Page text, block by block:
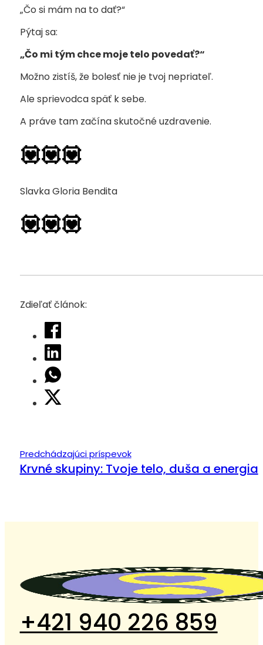
„Čo si mám na to dať?“
Pýtaj sa:
„Čo mi tým chce moje telo povedať?“
Možno zistíš, že bolesť nie je tvoj nepriateľ.
Ale sprievodca späť k sebe.
A práve tam začína skutočné uzdravenie.
💟💟💟
Slavka Gloria Bendita
💟💟💟
Zdieľať článok:
Predchádzajúci príspevok
Krvné skupiny: Tvoje telo, duša a energia
+421 940 226 859